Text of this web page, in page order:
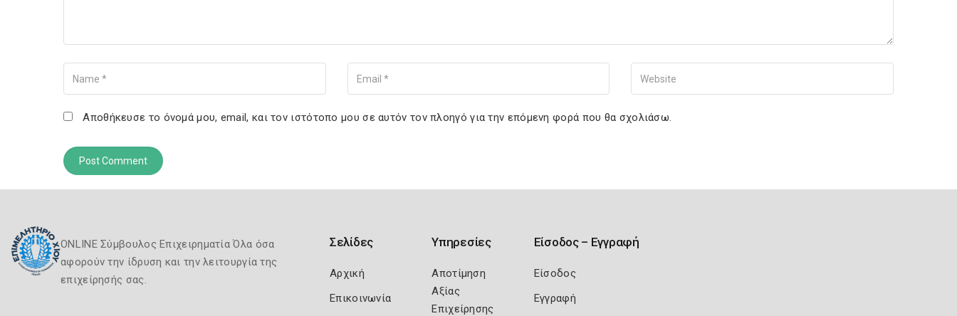
Name Your Email Your Website
Αποθήκευσε το όνομά μου, email, και τον ιστότοπο μου σε αυτόν τον πλοηγό για την επόμενη φορά που θα σχολιάσω.
ONLINE Σύμβουλος Επιχειρηματία Όλα όσα
αφορούν την ίδρυση και την λειτουργία της
επιχείρησής σας.
Σελίδες
Αρχική
Επικοινωνία
Υπηρεσίες
Αποτίμηση
Αξίας
Επιχείρησης
Είσοδος – Εγγραφή
Είσοδος
Εγγραφή